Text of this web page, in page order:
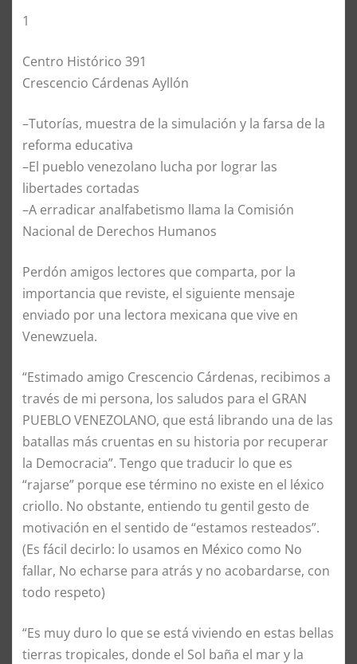
1
Centro Histórico 391
Crescencio Cárdenas Ayllón
–Tutorías, muestra de la simulación y la farsa de la
reforma educativa
–El pueblo venezolano lucha por lograr las
libertades cortadas
–A erradicar analfabetismo llama la Comisión
Nacional de Derechos Humanos
Perdón amigos lectores que comparta, por la
importancia que reviste, el siguiente mensaje
enviado por una lectora mexicana que vive en
Venewzuela.
“Estimado amigo Crescencio Cárdenas, recibimos a
través de mi persona, los saludos para el GRAN
PUEBLO VENEZOLANO, que está librando una de las
batallas más cruentas en su historia por recuperar
la Democracia”. Tengo que traducir lo que es
“rajarse” porque ese término no existe en el léxico
criollo. No obstante, entiendo tu gentil gesto de
motivación en el sentido de “estamos resteados”.
(Es fácil decirlo: lo usamos en México como No
fallar, No echarse para atrás y no acobardarse, con
todo respeto)
“Es muy duro lo que se está viviendo en estas bellas
tierras tropicales, donde el Sol baña el mar y la